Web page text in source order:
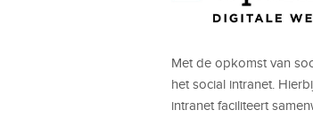
Met de opkomst van
het social intranet.
intranet faciliteert